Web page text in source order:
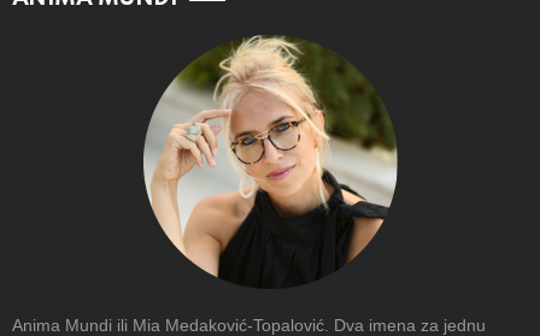
Anima Mundi ili Mia Medaković-Topalović. Dva imena za jednu